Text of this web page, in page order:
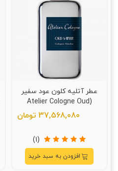
عطر آتلیه کلون عود سفیر
(Atelier Cologne Oud
Saphir)
37,568,080 تومان
(1)
افزودن به سبد خرید